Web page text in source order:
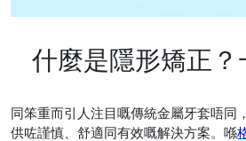
什麼是隱形矯正？
同笨重而引人注目嘅傳統金屬牙套唔同
供咗謹慎、舒適同有效嘅解決方案。喺